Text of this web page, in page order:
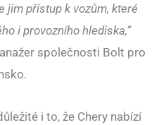
jim přístup k vozům, které
i provozního hlediska,“
společnosti Bolt pro
i to, že Chery nabízí